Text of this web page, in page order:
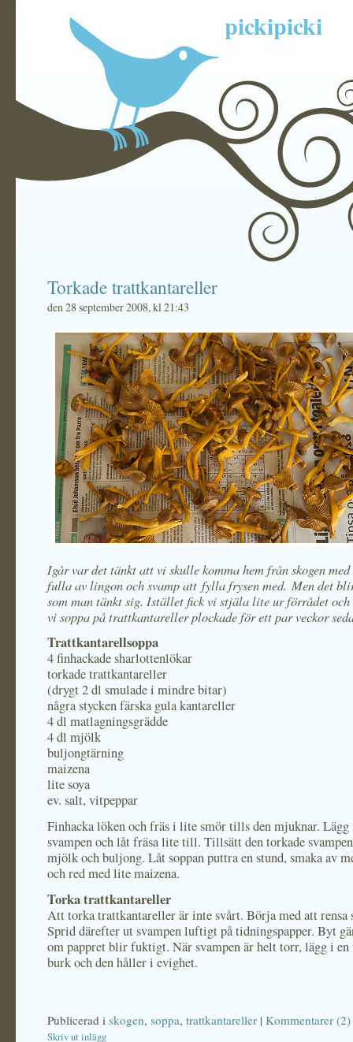
pickipicki
Torkade trattkantareller
den 28 september 2008, kl 21:43
Igår var det tänkt att vi skulle komma hem från skogen
fulla av lingon och svamp att fylla frysen med. Men det
som man tänkt sig. Istället fick vi stjäla lite ur förrådet
vi soppa på trattkantareller plockade för ett par veckor
Trattkantarellsoppa
4 finhackade sharlottenlökar
torkade trattkantareller
(drygt 2 dl smulade i mindre bitar)
några stycken färska gula kantareller
4 dl matlagningsgrädde
4 dl mjölk
buljongtärning
maizena
lite soya
ev. salt, vitpeppar
Finhacka löken och fräs i lite smör tills den mjuknar. Lägg
svampen och låt fräsa lite till. Tillsätt den torkade
mjölk och buljong. Låt soppan puttra en stund, smaka av
och red med lite maizena.
Torka trattkantareller
Att torka trattkantareller är inte svårt. Börja med att rensa
Sprid därefter ut svampen luftigt på tidningspapper. Byt
om pappret blir fuktigt. När svampen är helt torr, lägg i
burk och den håller i evighet.
Publicerad i skogen, soppa, trattkantareller | Kommentarer (2)
Skriv ut inlägg